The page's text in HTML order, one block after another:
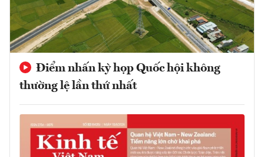
Điểm nhấn kỳ họp Quốc hội không
thường lệ lần thứ nhất